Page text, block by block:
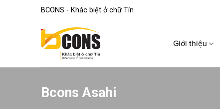
BCONS - Khác biệt ở chữ Tín
Giới thiệu
Bcons Asahi